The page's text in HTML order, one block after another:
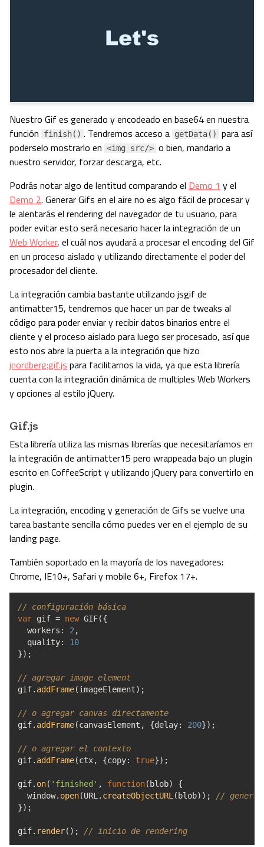
Nuestro Gif es generado y encodeado en base64 en nuestra
función
finish() . Tendremos acceso a getData()
para así
poderselo mostrarlo en <img src/> o bien, mandarlo a
nuestro servidor, forzar descarga, etc.
Podrás notar algo de lentitud comparando el Demo 1 y el
Demo 2. Generar Gifs en el aire no es algo fácil de procesar y
le alentarás el rendering del navegador de tu usuario, para
poder evitar esto será necesario hacer la integración de un
Web Worker, el cuál nos ayudará a procesar el encoding del Gif
en un proceso aislado y utilizando directamente el poder del
procesador del cliente.
La integración cambia bastante utilizando jsgif de
antimatter15, tendremos que hacer un par de tweaks al
código para poder enviar y recibir datos binarios entre el
cliente y el proceso aislado para luego ser procesado, así que
esto nos abre la puerta a la integración que hizo
jnordberg:gif.js para facilitarnos la vida, ya que esta librería
cuenta con la integración dinámica de multiples Web Workers
y opciones al estilo jQuery.
Gif.js
Esta librería utiliza las mismas librerías que necesitaríamos en
la integración de antimatter15 pero wrappeada bajo un plugin
escrito en CoffeeScript y utilizando jQuery para convertirlo en
plugin.
La integración, encoding y generación de Gifs se vuelve una
tarea bastante sencilla cómo puedes ver en el ejemplo de su
landing page.
También soportado en la mayoría de los navegadores:
Chrome, IE10+, Safari y mobile 6+, Firefox 17+.
// configuración básica
var gif = newGIF({
workers : 2 ,
quality:
10
}) ;
// agregar image element
gif. addFrame(imageElement) ;
// o agregar canvas directamente
gif. addFrame(canvasElement , {delay: 200}) ;
// o agregar el contexto
gif. addFrame(ctx, {copy: true}) ;
gif. on( 'finished' , function( blob)
{
window. open(URL. createObjectURL ( blob) ) ;
//
}) ;
gif. render( ) ; // inicio de rendering